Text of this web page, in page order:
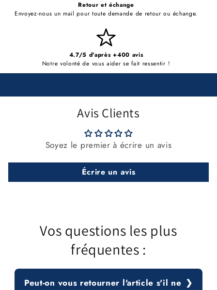
Retour et échange
Envoyez-nous un mail pour toute demande de retour ou échange.
4.7/5 d'après +400 avis
Notre volonté de vous aider se fait ressentir !
Avis Clients
Soyez le premier à écrire un avis
Écrire un avis
Vos questions les plus
fréquentes :
Peut-on vous retourner l'article s'il ne